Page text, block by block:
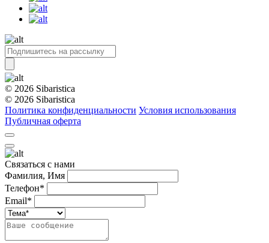
© 2026 Sibaristica
© 2026 Sibaristica
Политика конфиденциальности Условия использования
Публичная оферта
Связаться с нами
Фамилия, Имя
Телефон*
Email*